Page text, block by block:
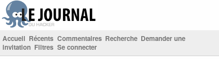
Accueil Récents Commentaires Recherche Demander une
invitation Filtres Se connecter